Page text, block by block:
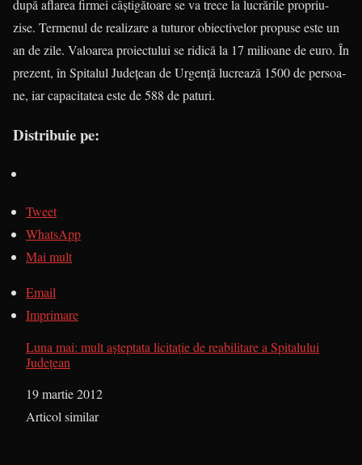
după aflarea firmei câștigătoare se va trece la lucrările propriu-
zise. Termenul de realizare a tuturor obiectivelor propuse este un
an de zile. Valoarea proiectului se ridică la 17 milioane de euro. În
prezent, în Spitalul Județean de Urgență lucrează 1500 de persoa­
ne, iar capacitatea este de 588 de paturi.
Distribuie pe:
Tweet
WhatsApp
Mai mult
Email
Imprimare
Luna mai: mult aşteptata licitaţie de reabilitare a Spitalului
Judeţean
Dată
19 martie 2012
În legătură cu
Articol similar